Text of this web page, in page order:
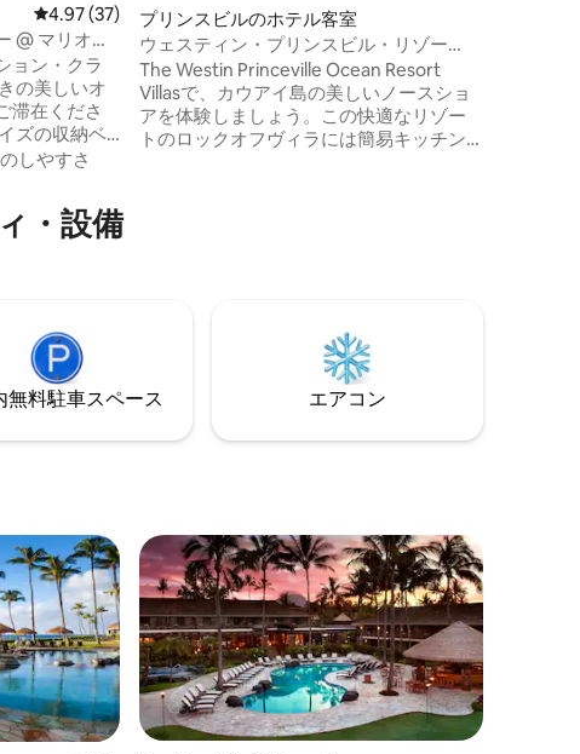
価
レビュー37件、5つ星中4.97つ星の平均評価
4.97 (37)
@ マリオッ
ョン・クラ
の美しいオ
滞在くださ
ズの収納ベ
単に片付け
しいハイキ
の空港送迎
い合わせ
たします
しやすさ
プリンスビルのホテル客室
ウェスティン・プリンスビル・リゾー
ト・ヴィラ - ノースショア
The Westin Princeville Ocean Resort
Villasで、カウアイ島の美しいノースショ
アを体験しましょう。この快適なリゾー
トのロックオフヴィラには簡易キッチン
りした休暇を過ごしたいカップルや小さ
なファミリーにぴったりです。
・設⁠備
無料駐⁠車ス⁠ペ⁠ー⁠ス エアコン